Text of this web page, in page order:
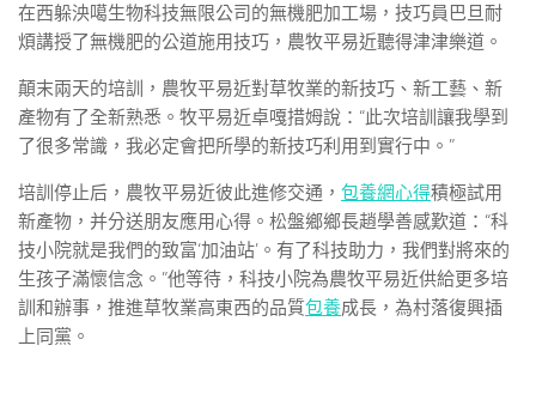
在西躲泱噶生物科技無限公司的無機肥加工場，技巧員巴旦耐
煩講授了無機肥的公道施用技巧，農牧平易近聽得津津樂道。
顛末兩天的培訓，農牧平易近對草牧業的新技巧、新工藝、新
產物有了全新熟悉。牧平易近卓嘎措姆說：“此次培訓讓我學到
了很多常識，我必定會把所學的新技巧利用到實行中。”
培訓停止后，農牧平易近彼此進修交通， 包養網心得積極試用
新產物，并分送朋友應用心得。松盤鄉鄉長趙學善感歎道：“科
技小院就是我們的致富‘加油站’。有了科技助力，我們對將來的
生孩子滿懷信念。”他等待，科技小院為農牧平易近供給更多培
訓和辦事，推進草牧業高東西的品質包養成長，為村落復興插
上同黨。